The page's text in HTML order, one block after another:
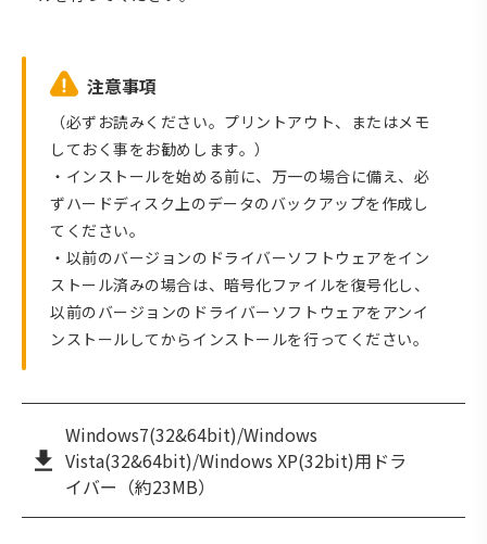
注意事項
（必ずお読みください。プリントアウト、またはメモ
しておく事をお勧めします。）
・インストールを始める前に、万一の場合に備え、必
ずハードディスク上のデータのバックアップを作成し
てください。
・以前のバージョンのドライバーソフトウェアをイン
ストール済みの場合は、暗号化ファイルを復号化し、
以前のバージョンのドライバーソフトウェアをアンイ
ンストールしてからインストールを行ってください。
Windows7(32&64bit)/Windows
Vista(32&64bit)/Windows XP(32bit)用ドラ
イバー（約23MB）